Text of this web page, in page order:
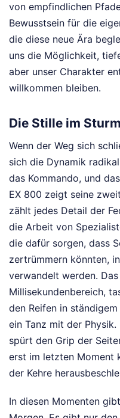
von empfindlichen
Bewusstsein für die
die diese neue Ära
uns die Möglichkeit,
aber unser Charakter
willkommen bleiben.
Die Stille im
Wenn der Weg sich
sich die Dynamik
das Kommando, und
EX 800 zeigt seine
zählt jedes Detail der
die Arbeit von
die dafür sorgen, dass
zertrümmern könnten,
verwandelt werden.
Millisekundenbereich,
den Reifen in
ein Tanz mit der
spürt den Grip der
erst im letzten Moment
der Kehre
In diesen Momenten